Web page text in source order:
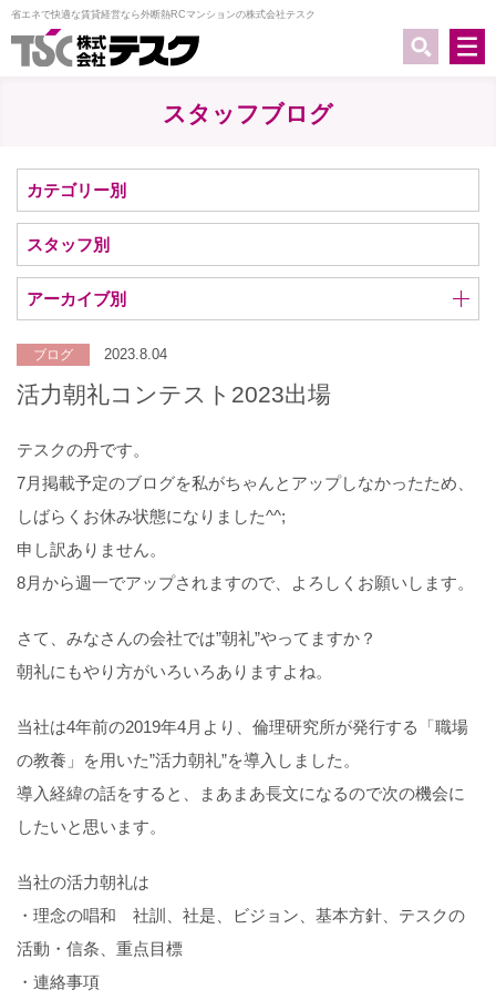
省エネで快適な賃貸経営なら外断熱RCマンションの株式会社テスク
スタッフブログ
カテゴリー別
スタッフ別
アーカイブ別
ブログ 2023.8.04
活力朝礼コンテスト2023出場
テスクの丹です。
7月掲載予定のブログを私がちゃんとアップしなかったため、
しばらくお休み状態になりました^^;
申し訳ありません。
8月から週一でアップされますので、よろしくお願いします。
さて、みなさんの会社では”朝礼”やってますか？
朝礼にもやり方がいろいろありますよね。
当社は4年前の2019年4月より、倫理研究所が発行する「職場
の教養」を用いた”活力朝礼”を導入しました。
導入経緯の話をすると、まあまあ長文になるので次の機会に
したいと思います。
当社の活力朝礼は
・理念の唱和 社訓、社是、ビジョン、基本方針、テスクの
活動・信条、重点目標
・連絡事項